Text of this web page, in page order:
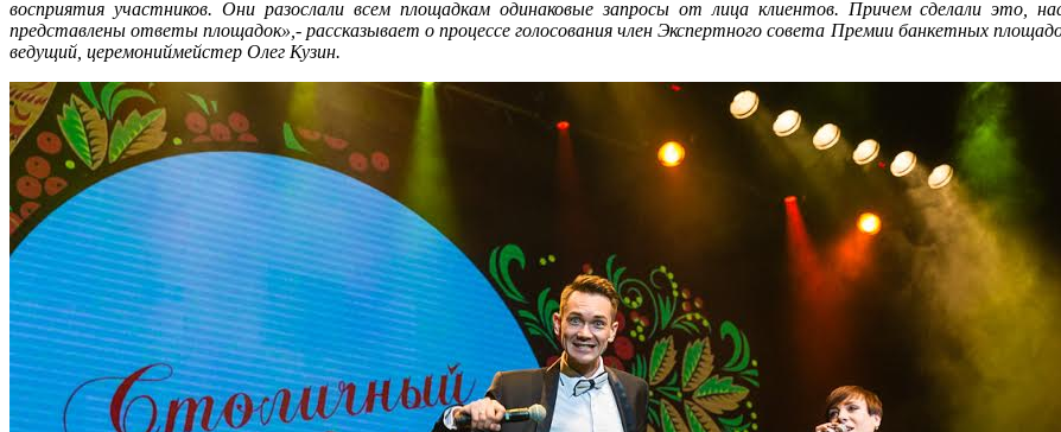
восприятия участников. Они разослали всем площадкам одинаковые запросы от лица клиентов. Причем сделали
представлены ответы площадок»,- рассказывает о процессе голосования член Экспертного совета Премии банкетных
ведущий, церемониймейстер Олег Кузин.